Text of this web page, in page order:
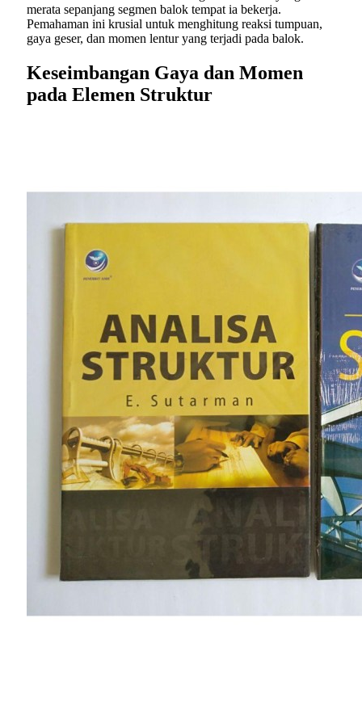
merata sepanjang segmen balok tempat ia bekerja.
Pemahaman ini krusial untuk menghitung reaksi tumpuan,
gaya geser, dan momen lentur yang terjadi pada balok.
Keseimbangan Gaya dan Momen
pada Elemen Struktur